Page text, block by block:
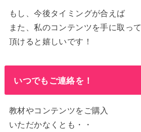
もし、今後タイミングが合えば
また、私のコンテンツを手に取って
頂けると嬉しいです！
いつでもご連絡を！
教材やコンテンツをご購入
いただかなくとも・・